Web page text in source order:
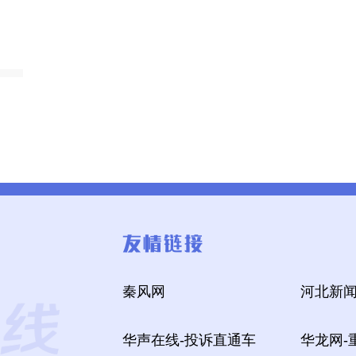
秦风网 河北新
华声在线-投诉直通车 华龙网-